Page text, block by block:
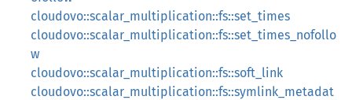
cloudovo::scalar_multiplication::fs::set_times
cloudovo::scalar_multiplication::fs::set_times_nofollo
w
cloudovo::scalar_multiplication::fs::soft_link
cloudovo::scalar_multiplication::fs::symlink_metadat